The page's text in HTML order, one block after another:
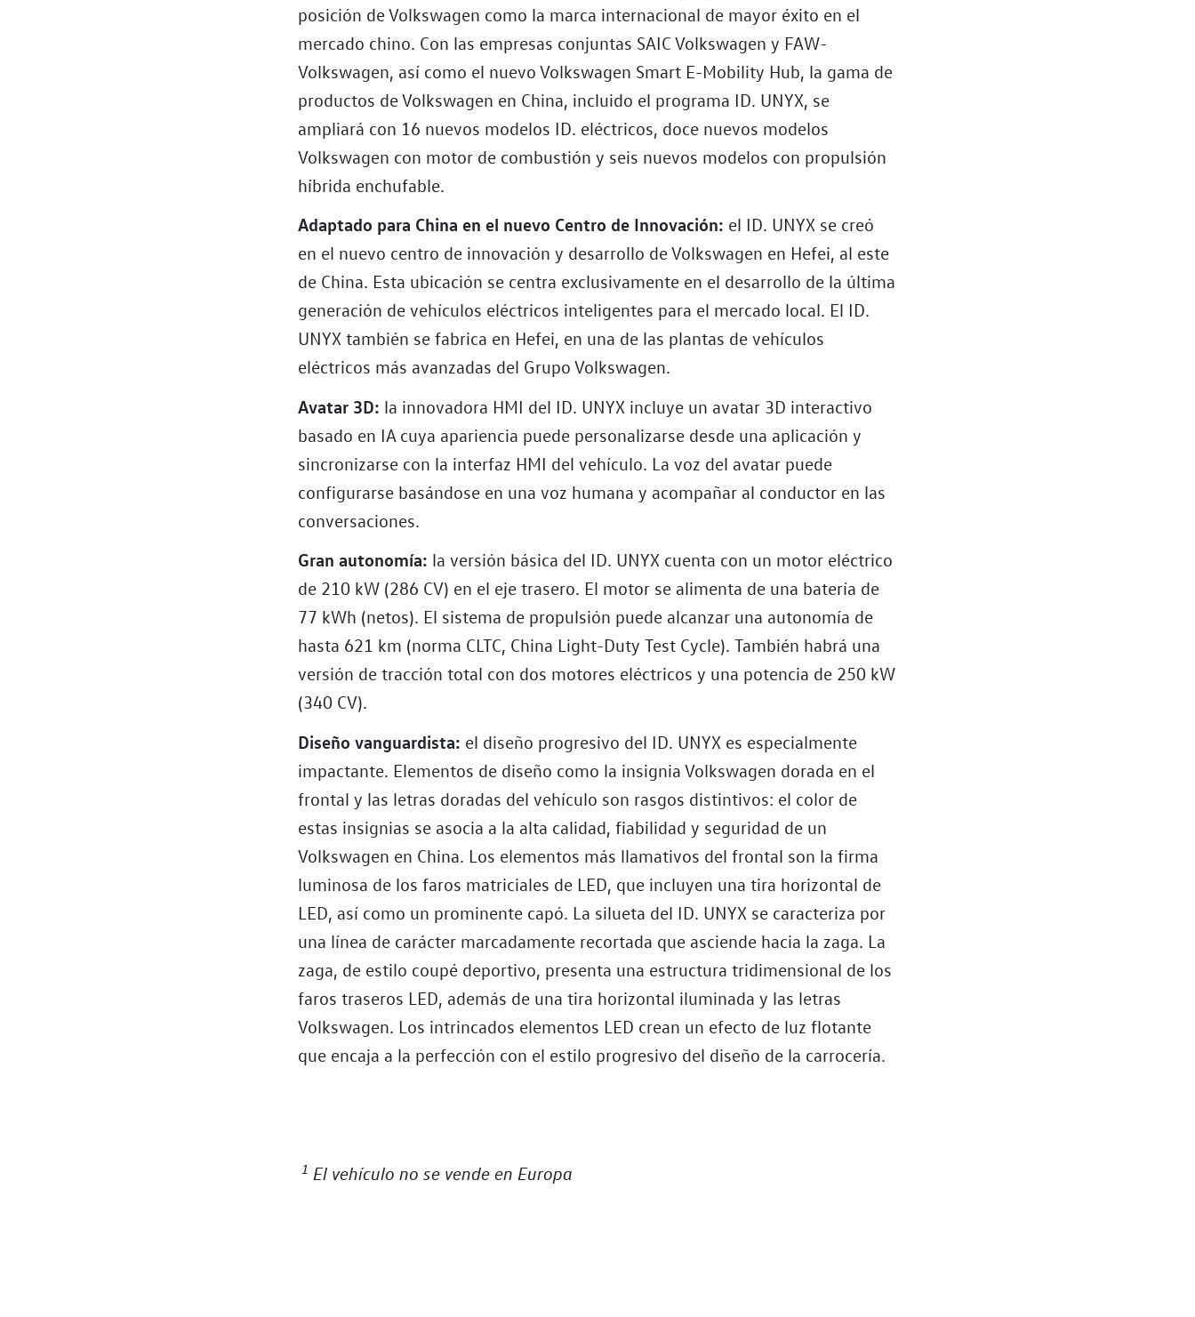
posición de Volkswagen como la marca internacional de mayor éxito en el
mercado chino. Con las empresas conjuntas SAIC Volkswagen y FAW-
Volkswagen, así como el nuevo Volkswagen Smart E-Mobility Hub, la gama de
productos de Volkswagen en China, incluido el programa ID. UNYX, se
ampliará con 16 nuevos modelos ID. eléctricos, doce nuevos modelos
Volkswagen con motor de combustión y seis nuevos modelos con propulsión
híbrida enchufable.
Adaptado para China en el nuevo Centro de Innovación: el ID. UNYX se creó
en el nuevo centro de innovación y desarrollo de Volkswagen en Hefei, al este
de China. Esta ubicación se centra exclusivamente en el desarrollo de la última
generación de vehículos eléctricos inteligentes para el mercado local. El ID.
UNYX también se fabrica en Hefei, en una de las plantas de vehículos
eléctricos más avanzadas del Grupo Volkswagen.
Avatar 3D: la innovadora HMI del ID. UNYX incluye un avatar 3D interactivo
basado en IA cuya apariencia puede personalizarse desde una aplicación y
sincronizarse con la interfaz HMI del vehículo. La voz del avatar puede
configurarse basándose en una voz humana y acompañar al conductor en las
conversaciones.
Gran autonomía: la versión básica del ID. UNYX cuenta con un motor eléctrico
de 210 kW (286 CV) en el eje trasero. El motor se alimenta de una batería de
77 kWh (netos). El sistema de propulsión puede alcanzar una autonomía de
hasta 621 km (norma CLTC, China Light-Duty Test Cycle). También habrá una
versión de tracción total con dos motores eléctricos y una potencia de 250 kW
(340 CV).
Diseño vanguardista: el diseño progresivo del ID. UNYX es especialmente
impactante. Elementos de diseño como la insignia Volkswagen dorada en el
frontal y las letras doradas del vehículo son rasgos distintivos: el color de
estas insignias se asocia a la alta calidad, fiabilidad y seguridad de un
Volkswagen en China. Los elementos más llamativos del frontal son la firma
luminosa de los faros matriciales de LED, que incluyen una tira horizontal de
LED, así como un prominente capó. La silueta del ID. UNYX se caracteriza por
una línea de carácter marcadamente recortada que asciende hacia la zaga. La
zaga, de estilo coupé deportivo, presenta una estructura tridimensional de los
faros traseros LED, además de una tira horizontal iluminada y las letras
Volkswagen. Los intrincados elementos LED crean un efecto de luz flotante
que encaja a la perfección con el estilo progresivo del diseño de la carrocería.
1 El vehículo no se vende en Europa